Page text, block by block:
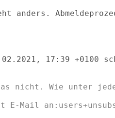
anders.
nicht. Wie unter
E-Mail